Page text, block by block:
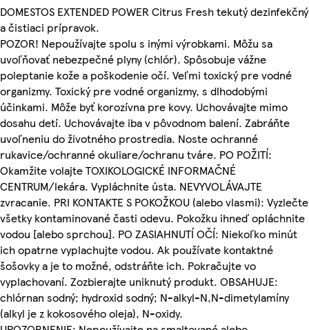
DOMESTOS EXTENDED POWER Citrus Fresh tekutý dezinfekčný
a čistiaci prípravok.
POZOR! Nepoužívajte spolu s inými výrobkami. Môžu sa
uvoľňovať nebezpečné plyny (chlór). Spôsobuje vážne
poleptanie kože a poškodenie očí. Veľmi toxický pre vodné
organizmy. Toxický pre vodné organizmy, s dlhodobými
účinkami. Môže byť korozívna pre kovy. Uchovávajte mimo
dosahu detí. Uchovávajte iba v pôvodnom balení. Zabráňte
uvoľneniu do životného prostredia. Noste ochranné
rukavice/ochranné okuliare/ochranu tváre. PO POŽITÍ:
Okamžite volajte TOXIKOLOGICKÉ INFORMAČNÉ
CENTRUM/lekára. Vypláchnite ústa. NEVYVOLÁVAJTE
zvracanie. PRI KONTAKTE S POKOŽKOU (alebo vlasmi): Vyzlečte
všetky kontaminované časti odevu. Pokožku ihneď opláchnite
vodou [alebo sprchou]. PO ZASIAHNUTÍ OČÍ: Niekoľko minút
ich opatrne vyplachujte vodou. Ak používate kontaktné
šošovky a je to možné, odstráňte ich. Pokračujte vo
vyplachovaní. Zozbierajte uniknutý produkt. OBSAHUJE:
chlórnan sodný; hydroxid sodný; N-alkyl-N,N-dimetylamíny
(alkyl je z kokosového oleja), N-oxidy.